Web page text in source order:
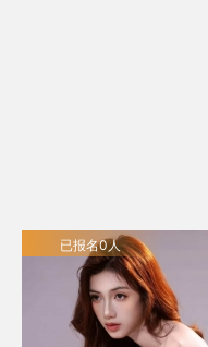
已报名0人